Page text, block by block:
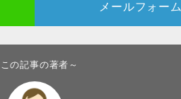
メールフォーム
この記事の著者～